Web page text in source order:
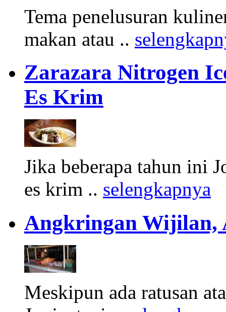
Tema penelusuran
makan atau ..
Zarazara Nitrogen
Es Krim
Jika beberapa tahun ini
es krim .. selengkapnya
Angkringan Wijilan,
Meskipun ada ratusan